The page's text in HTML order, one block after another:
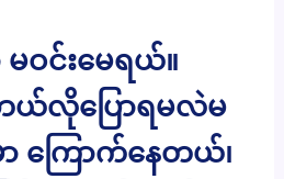
ဝင်းမေရယ်။
ယ်လိုပြောရမလဲမ
ာ ကြောက်နေတယ်၊